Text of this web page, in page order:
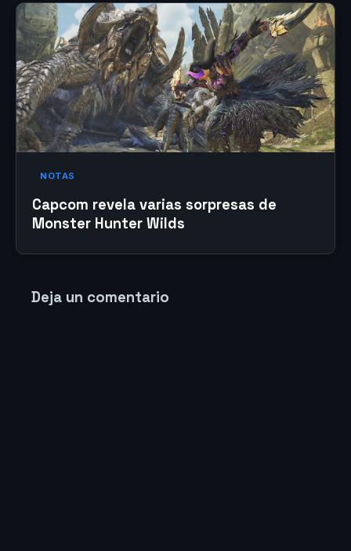
NOTAS
Capcom revela varias sorpresas de
Monster Hunter Wilds
Deja un comentario